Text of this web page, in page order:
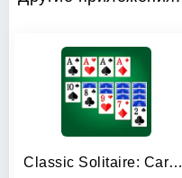
Classic Solitaire: Card Games